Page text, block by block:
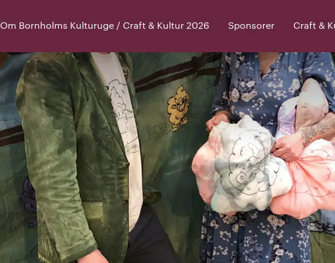
Om Bornholms Kulturuge / Craft & Kultur 2026 Sponsorer Craft &